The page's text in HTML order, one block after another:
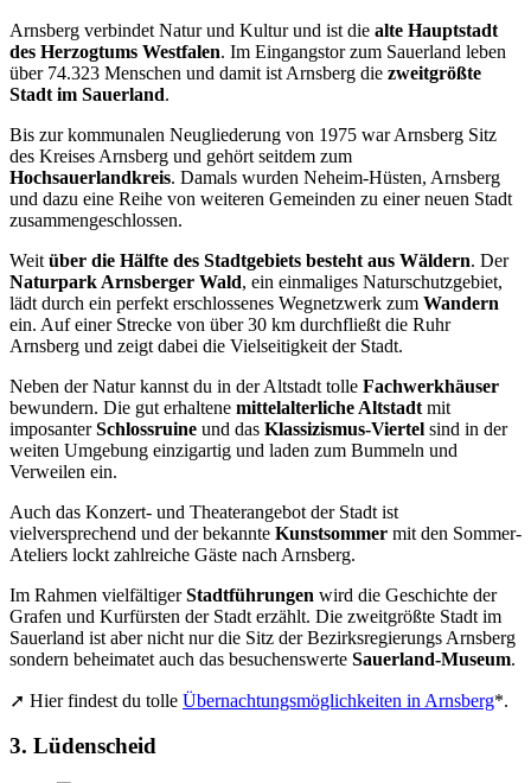
Arnsberg verbindet Natur und Kultur und ist die alte Hauptstadt
des Herzogtums Westfalen. Im Eingangstor zum Sauerland leben
über 74.323 Menschen und damit ist Arnsberg die zweitgrößte
Stadt im Sauerland.
Bis zur kommunalen Neugliederung von 1975 war Arnsberg Sitz
des Kreises Arnsberg und gehört seitdem zum
Hochsauerlandkreis. Damals wurden Neheim-Hüsten, Arnsberg
und dazu eine Reihe von weiteren Gemeinden zu einer neuen Stadt
zusammengeschlossen.
Weit über die Hälfte des Stadtgebiets besteht aus Wäldern. Der
Naturpark Arnsberger Wald, ein einmaliges Naturschutzgebiet,
lädt durch ein perfekt erschlossenes Wegnetzwerk zum Wandern
ein. Auf einer Strecke von über 30 km durchfließt die Ruhr
Arnsberg und zeigt dabei die Vielseitigkeit der Stadt.
Neben der Natur kannst du in der Altstadt tolle Fachwerkhäuser
bewundern. Die gut erhaltene mittelalterliche Altstadt mit
imposanterSchlossruine und das Klassizismus-Viertel sind in der
weiten Umgebung einzigartig und laden zum Bummeln und
Verweilen ein.
Auch das Konzert- und Theaterangebot der Stadt ist
vielversprechend und der bekannte Kunstsommer mit den Sommer-
Ateliers lockt zahlreiche Gäste nach Arnsberg.
Im Rahmen vielfältigerStadtführungen wird die Geschichte der
Grafen und Kurfürsten der Stadt erzählt. Die zweitgrößte Stadt im
Sauerland ist aber nicht nur die Sitz der Bezirksregierungs Arnsberg
sondern beheimatet auch das besuchenswerte Sauerland-Museum.
➚ Hier findest du tolle Übernachtungsmöglichkeiten in Arnsberg*.
3. Lüdenscheid